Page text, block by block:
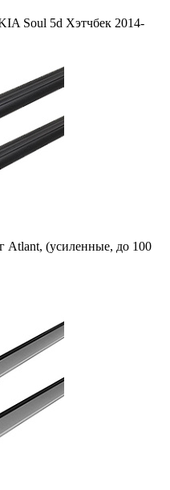
Soul 5d Хэтчбек 2014-
Atlant, (усиленные, до 100